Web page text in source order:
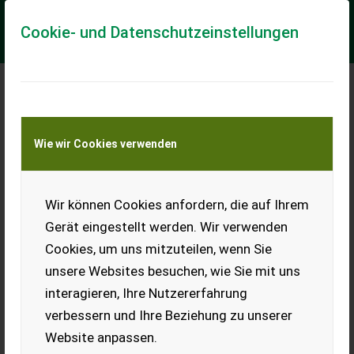
Cookie- und Datenschutzeinstellungen
Wie wir Cookies verwenden
Wir können Cookies anfordern, die auf Ihrem
Gerät eingestellt werden. Wir verwenden
Cookies, um uns mitzuteilen, wenn Sie
unsere Websites besuchen, wie Sie mit uns
interagieren, Ihre Nutzererfahrung
verbessern und Ihre Beziehung zu unserer
Website anpassen.
Iveco Magirus + Anhänger + Schiebenschild +
26 t Erstzulassung 17.09.2015 ...
EUR 78.421 inkl. 19% MwSt
Jetzt Finanzierungsangebot
anfordern
unverbindlich & kostenlos!